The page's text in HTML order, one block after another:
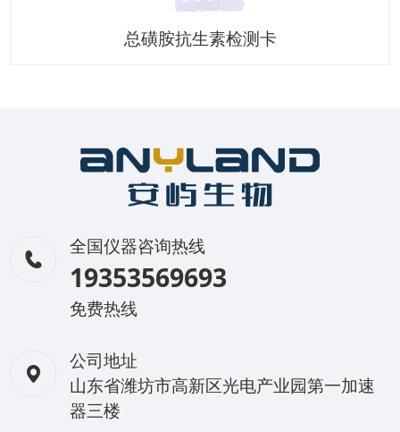
总磺胺抗生素检测卡
全国仪器咨询热线
19353569693
免费热线
公司地址
山东省潍坊市高新区光电产业园第一加速
器三楼